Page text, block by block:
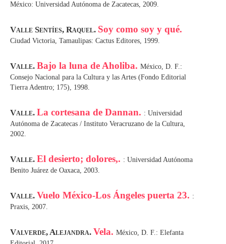
México: Universidad Autónoma de Zacatecas, 2009.
Valle Sentíes, Raquel. Soy como soy y qué.
Ciudad Victoria, Tamaulipas: Cactus Editores, 1999.
Valle. Bajo la luna de Aholiba. México, D. F.:
Consejo Nacional para la Cultura y las Artes (Fondo Editorial
Tierra Adentro; 175), 1998.
Valle. La cortesana de Dannan. : Universidad
Autónoma de Zacatecas / Instituto Veracruzano de la Cultura,
2002.
Valle. El desierto; dolores,. : Universidad Autónoma
Benito Juárez de Oaxaca, 2003.
Valle. Vuelo México-Los Ángeles puerta 23. :
Praxis, 2007.
Valverde, Alejandra. Vela. México, D. F.: Elefanta